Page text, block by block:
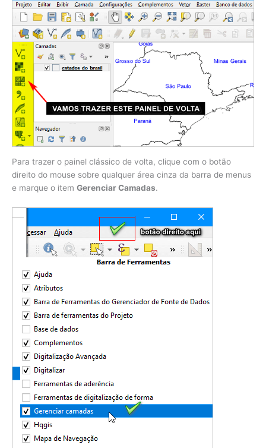
Para trazer o painel clássico de volta, clique com o botão
direito do mouse sobre qualquer área cinza da barra de menus
e marque o item Gerenciar Camadas.